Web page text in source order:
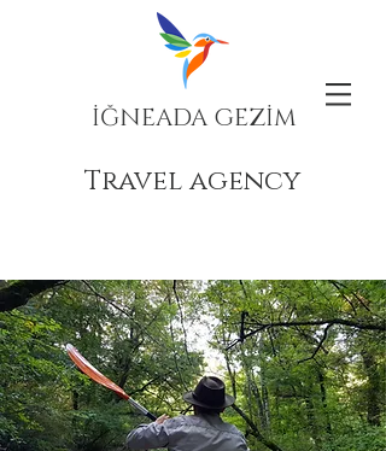
İĞNEADA GEZİM
Travel agency